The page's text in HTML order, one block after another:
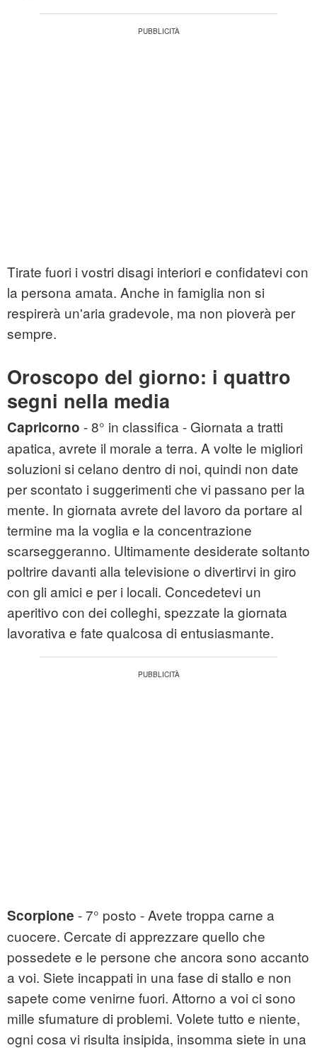
Tirate fuori i vostri disagi interiori e confidatevi con
la persona amata. Anche in famiglia non si
respirerà un'aria gradevole, ma non pioverà per
sempre.
Oroscopo del giorno: i quattro
segni nella media
Capricorno - 8° in classifica - Giornata a tratti
apatica, avrete il morale a terra. A volte le migliori
soluzioni si celano dentro di noi, quindi non date
per scontato i suggerimenti che vi passano per la
mente. In giornata avrete del lavoro da portare al
termine ma la voglia e la concentrazione
scarseggeranno. Ultimamente desiderate soltanto
poltrire davanti alla televisione o divertirvi in giro
con gli amici e per i locali. Concedetevi un
aperitivo con dei colleghi, spezzate la giornata
lavorativa e fate qualcosa di entusiasmante.
Scorpione - 7° posto - Avete troppa carne a
cuocere. Cercate di apprezzare quello che
possedete e le persone che ancora sono accanto
a voi. Siete incappati in una fase di stallo e non
sapete come venirne fuori. Attorno a voi ci sono
mille sfumature di problemi. Volete tutto e niente,
ogni cosa vi risulta insipida, insomma siete in una